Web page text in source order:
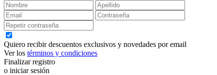
Quiero recibir descuentos exclusivos y novedades por email
Ver los términos y condiciones
Finalizar registro
o iniciar sesión